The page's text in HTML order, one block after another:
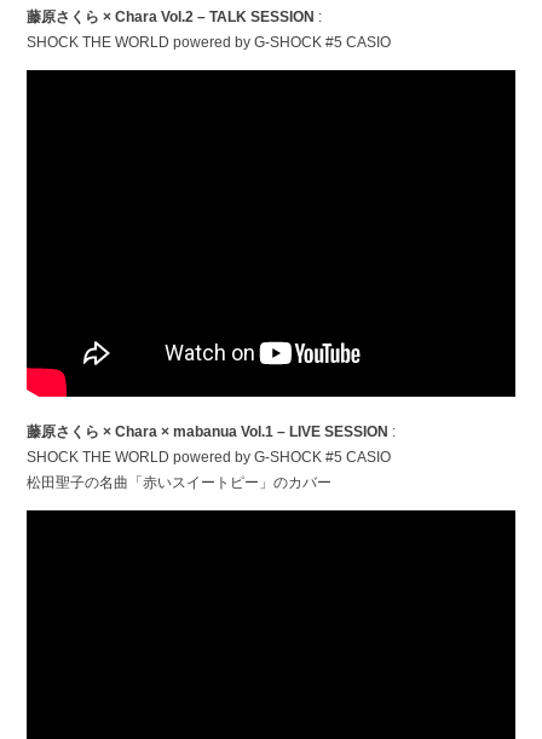
藤原さくら × Chara Vol.2 – TALK SESSION :
SHOCK THE WORLD powered by G-SHOCK #5 CASIO
藤原さくら × Chara × mabanua Vol.1 – LIVE SESSION :
SHOCK THE WORLD powered by G-SHOCK #5 CASIO
松田聖子の名曲「赤いスイートピー」のカバー